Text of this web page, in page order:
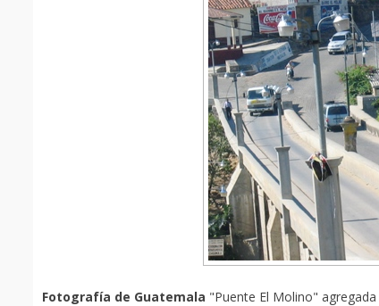
Fotografía de Guatemala "Puente El Molino"